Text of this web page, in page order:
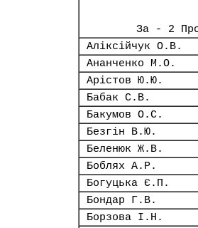
За - 2
Аліксійчук О.В.
Ананченко М.О.
Арістов Ю.Ю.
Бабак С.В.
Бакумов О.С.
Безгін В.Ю.
Беленюк Ж.В.
Боблях А.Р.
Богуцька Є.П.
Бондар Г.В.
Борзова І.Н.